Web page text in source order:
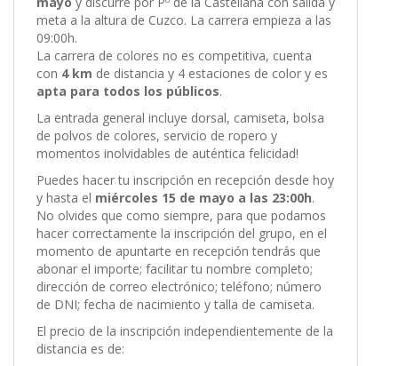
meta a la altura de Cuzco. La carrera empieza a las
09:00h.
La carrera de colores no es competitiva, cuenta
con 4 km de distancia y 4 estaciones de color y es
apta para todos los públicos.
La entrada general incluye dorsal, camiseta, bolsa
de polvos de colores, servicio de ropero y
momentos inolvidables de auténtica felicidad!
Puedes hacer tu inscripción en recepción desde hoy
y hasta el miércoles 15 de mayo a las 23:00h.
No olvides que como siempre, para que podamos
hacer correctamente la inscripción del grupo, en el
momento de apuntarte en recepción tendrás que
abonar el importe; facilitar tu nombre completo;
dirección de correo electrónico; teléfono; número
de DNI; fecha de nacimiento y talla de camiseta.
El precio de la inscripción independientemente de la
distancia es de: